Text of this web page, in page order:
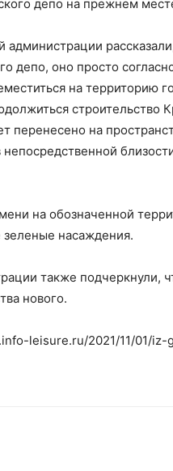
депо на прежнем
администрации
депо, оно просто
на территорию
строительство
перенесено на
на обозначенной
зеленые насаждения.
также подчеркнули,
нового.
leisure.ru/2021/11/01/